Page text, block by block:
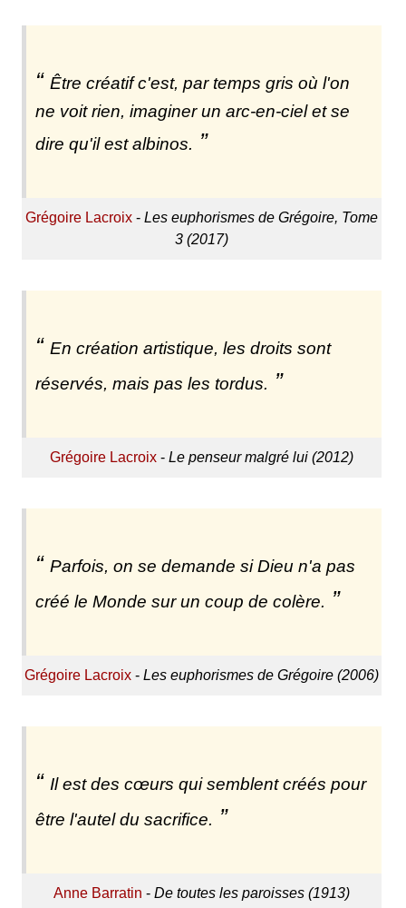
Être créatif c'est, par temps gris où l'on
ne voit rien, imaginer un arc-en-ciel et se
dire qu'il est albinos.
Grégoire Lacroix- Les euphorismes de Grégoire, Tome
3 (2017)
En création artistique, les droits sont
réservés, mais pas les tordus.
Grégoire Lacroix- Le penseur malgré lui (2012)
Parfois, on se demande si Dieu n'a pas
créé le Monde sur un coup de colère.
Grégoire Lacroix- Les euphorismes de Grégoire (2006)
Il est des cœurs qui semblent créés pour
être l'autel du sacrifice.
Anne Barratin - De toutes les paroisses (1913)